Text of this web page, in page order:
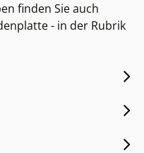
finden Sie auch
- in der Rubrik